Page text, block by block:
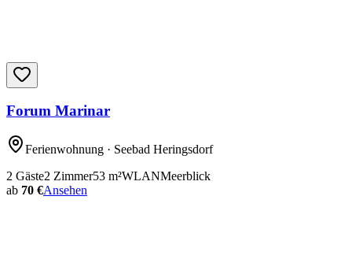
Forum Marinar
Ferienwohnung · Seebad Heringsdorf
2 Gäste2 Zimmer53 m²WLANMeerblick
ab 70 €Ansehen